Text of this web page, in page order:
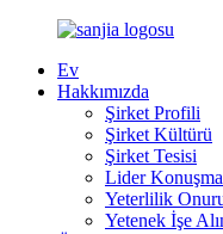
Ev
Hakkımızda
Şirket Profili
Şirket Kültürü
Şirket Tesisi
Lider
Yeterlilik
Yetenek İşe